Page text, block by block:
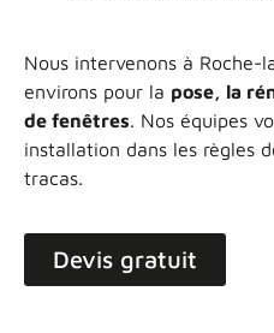
Nous intervenons à Roche-
environs pour la pose, la
de fenêtres. Nos équipes
installation dans les règles
tracas.
Devis gratuit